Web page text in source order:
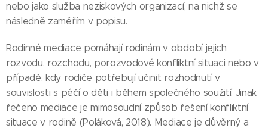
nebo jako služba neziskových organizací, na nichž se
následně zaměřím v popisu.
Rodinné mediace pomáhají rodinám v období jejich
rozvodu, rozchodu, porozvodové konfliktní situaci nebo v
případě, kdy rodiče potřebují učinit rozhodnutí v
souvislosti s péčí o děti i během společného soužití. Jinak
řečeno mediace je mimosoudní způsob řešení konfliktní
situace v rodině (Poláková, 2018). Mediace je důvěrný a